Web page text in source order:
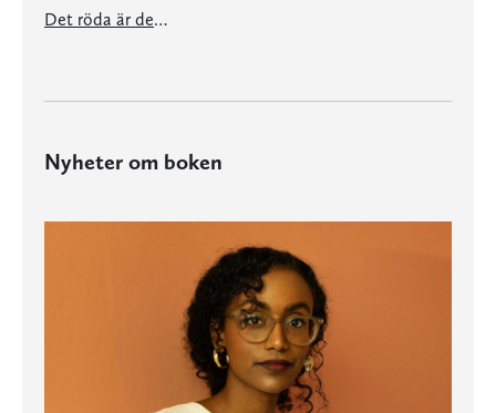
Det röda är det gränslösa
Nyheter om boken